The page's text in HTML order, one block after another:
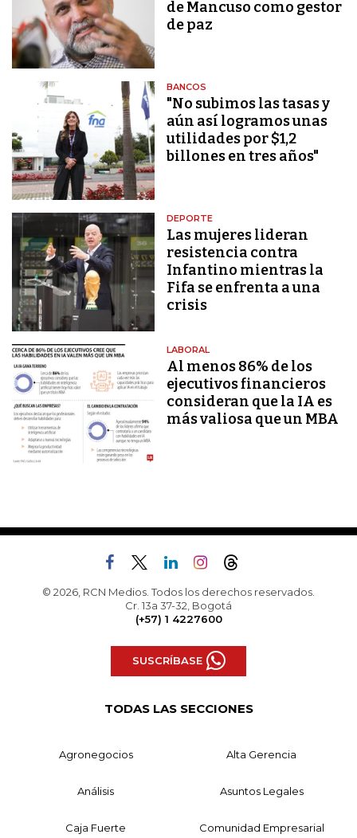
de Mancuso como gestor
de paz
BANCOS
"No subimos las tasas y
aún así logramos unas
utilidades por $1,2
billones en tres años"
DEPORTE
Las mujeres lideran
resistencia contra
Infantino mientras la
Fifa se enfrenta a una
crisis
LABORAL
Al menos 86% de los
ejecutivos financieros
consideran que la IA es
más valiosa que un MBA
© 2026, RCN Medios. Todos los derechos reservados.
Cr. 13a 37-32, Bogotá
(+57) 1 4227600
SUSCRÍBASE
TODAS LAS SECCIONES
Agronegocios Alta Gerencia
Análisis Asuntos Legales
Caja Fuerte Comunidad Empresarial